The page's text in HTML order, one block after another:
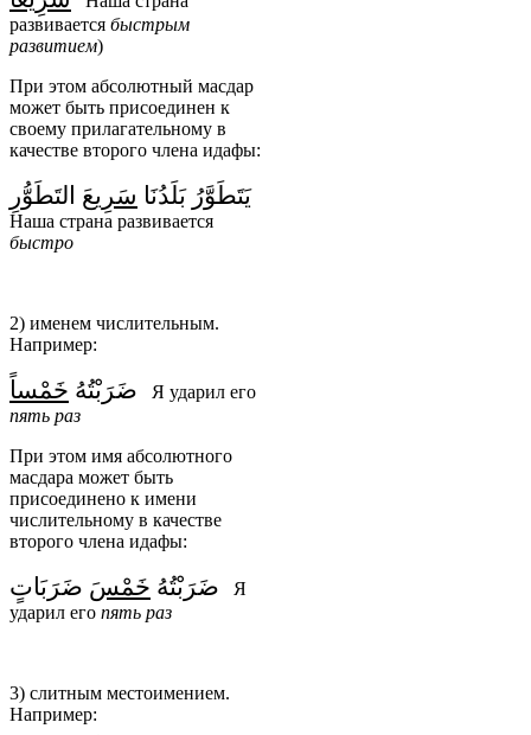
развивается быстрым
развитием)
При этом абсолютный масдар
может быть присоединен к
своему прилагательному в
качестве второго члена идафы:
يَتَطَوَّرُ بَلَدُنَا سَرِيعَ التَطَوُّرِ
Наша страна развивается
быстро
2) именем числительным.
Например:
ضَرَبْتُهُ خَمْسا
Я ударил его
пять раз
При этом имя абсолютного
масдара может быть
присоединено к имени
числительному в качестве
второго члена идафы:
ضَرَبْتُهُ خَمْسَ ضَرَبَاتٍ
Я
ударил его пять раз
3) слитным местоимением.
Например: